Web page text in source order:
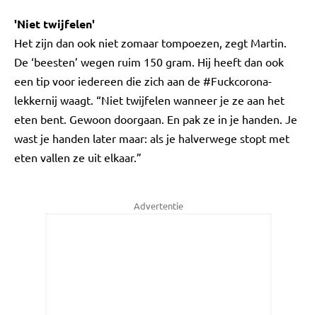
'Niet twijfelen'
Het zijn dan ook niet zomaar tompoezen, zegt Martin.
De ‘beesten’ wegen ruim 150 gram. Hij heeft dan ook
een tip voor iedereen die zich aan de #Fuckcorona-
lekkernij waagt. “Niet twijfelen wanneer je ze aan het
eten bent. Gewoon doorgaan. En pak ze in je handen. Je
wast je handen later maar: als je halverwege stopt met
eten vallen ze uit elkaar.”
Advertentie